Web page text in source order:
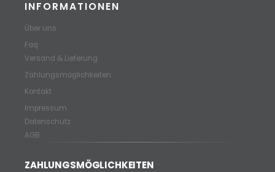
INFORMATIONEN
Über uns
Faq
Versand & Lieferung
Zahlungsmöglichkeiten
Kontakt
Impressum
Datenschutz
AGB
ZAHLUNGSMÖGLICHKEITEN